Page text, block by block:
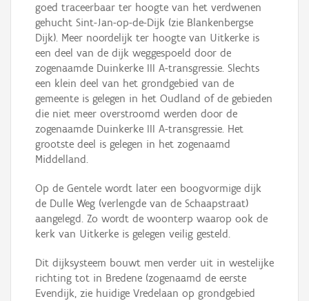
goed traceerbaar ter hoogte van het verdwenen
gehucht Sint-Jan-op-de-Dijk (zie Blankenbergse
Dijk). Meer noordelijk ter hoogte van Uitkerke is
een deel van de dijk weggespoeld door de
zogenaamde Duinkerke III A-transgressie. Slechts
een klein deel van het grondgebied van de
gemeente is gelegen in het Oudland of de gebieden
die niet meer overstroomd werden door de
zogenaamde Duinkerke III A-transgressie. Het
grootste deel is gelegen in het zogenaamd
Middelland.
Op de Gentele wordt later een boogvormige dijk
de Dulle Weg (verlengde van de Schaapstraat)
aangelegd. Zo wordt de woonterp waarop ook de
kerk van Uitkerke is gelegen veilig gesteld.
Dit dijksysteem bouwt men verder uit in westelijke
richting tot in Bredene (zogenaamd de eerste
Evendijk, zie huidige Vredelaan op grondgebied